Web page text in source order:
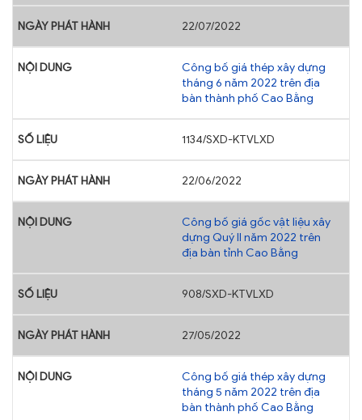
22/07/2022
Công bố giá thép xây dựng
tháng 6 năm 2022 trên địa
bàn thành phố Cao Bằng
1134/SXD-KTVLXD
22/06/2022
Công bố giá gốc vật liệu xây
dựng Quý II năm 2022 trên
địa bàn tỉnh Cao Bằng
908/SXD-KTVLXD
27/05/2022
Công bố giá thép xây dựng
tháng 5 năm 2022 trên địa
bàn thành phố Cao Bằng